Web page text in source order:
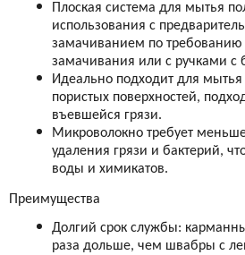
Плоская система для мытья
использования с
замачиванием по
замачивания или с ручками с
Идеально подходит для мытья
пористых поверхностей,
въевшейся грязи.
Микроволокно требует
удаления грязи и бактерий,
воды и химикатов.
Преимущества
Долгий срок службы:
раза дольше, чем швабры с